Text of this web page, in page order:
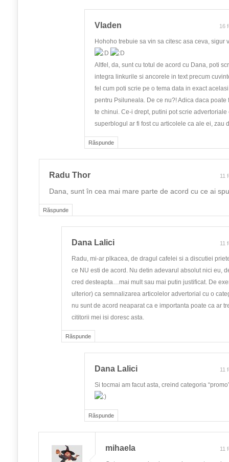
Răspunde
Vladen 16
Hohoho trebuie sa vin sa citesc asa ceva, sigur
Altfel, da, sunt cu totul de acord cu Dana, poti
integra linkurile si ancorele in text precum
fel cum poti scrie pe o tema data in exact
pentru Psiluneala. De ce nu?! Adica daca poate
te chinui. Ce-i drept, putini pot scrie advertoriale
superblogul ar fi fost cu articolele ca ale ei, zau
Răspunde
Radu Thor 11
Dana, sunt în cea mai mare parte de acord cu ce ai
Răspunde
Dana Lalici 11
Radu, mi-ar plkacea, de dragul cafelei si a discutiei
ce NU esti de acord. Nu detin adevarul absolut nici eu,
cred desteapta…mai mult sau mai putin justificat. De
ulterior) ca semnalizarea articolelor advertorial cu o
nu sunt de acord neaparat ca e importanta poate ca ar
cititorii mei isi doresc asta.
Răspunde
Dana Lalici 11
Si tocmai am facut asta, creind categoria
mihaela 11